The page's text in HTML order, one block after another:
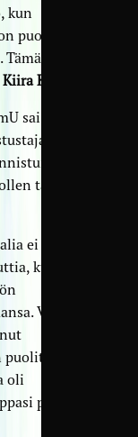
kun
puolittaisen
Kiira Kaivolan
sai vielä
tauolle
ei jouduttu
kun
Vaikka
oli
pallon